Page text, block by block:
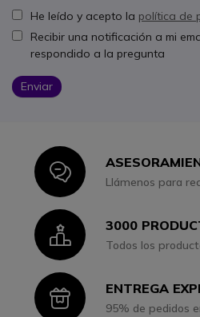
He leído y acepto la política de
Recibir una notificación a mi
respondido a la pregunta
Enviar
IconLlámenos para
Icon3000
Todos los
IconENTREGA
95% de pedidos